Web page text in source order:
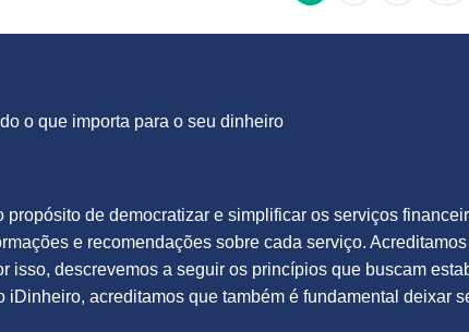
o que importa para o seu dinheiro
propósito de democratizar e simplificar os serviços
e recomendações sobre cada serviço.
isso, descrevemos a seguir os princípios que buscam
iDinheiro, acreditamos que também é fundamental deixar